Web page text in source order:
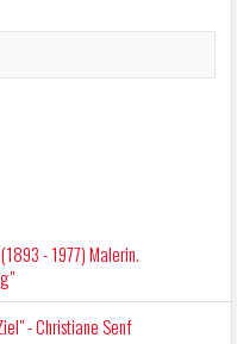
- 1977) Malerin.
- Christiane Senf